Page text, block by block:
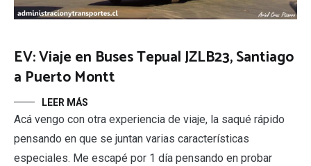
EV: Viaje en Buses Tepual JZLB23, Santiago
a Puerto Montt
LEER MÁS
Acá vengo con otra experiencia de viaje, la saqué rápido
pensando en que se juntan varias características
especiales. Me escapé por 1 día pensando en probar